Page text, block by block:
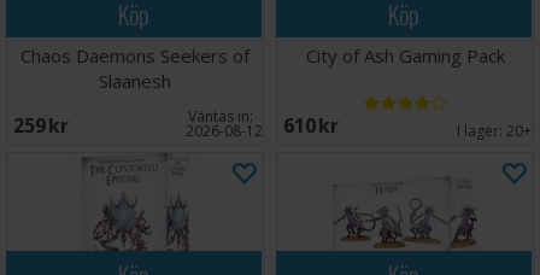
Köp
Chaos Daemons Seekers of
Slaanesh
259 SEK Väntas in:
2026-08-12
Köp
City of Ash Gaming Pack
610 SEK I lager: 20+